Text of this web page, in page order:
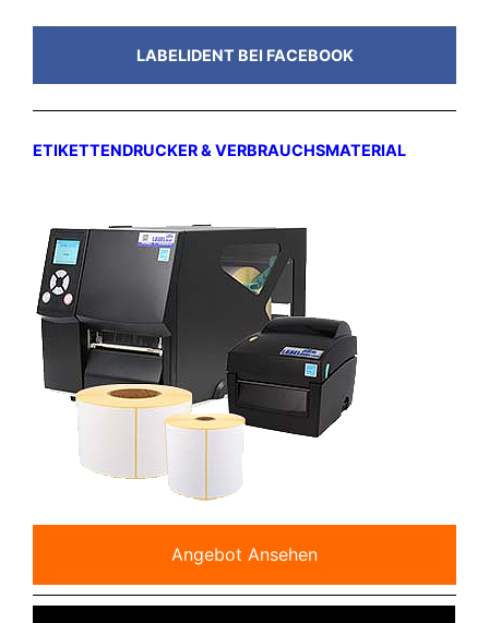
LABELIDENT BEI FACEBOOK
ETIKETTENDRUCKER & VERBRAUCHSMATERIAL
Angebot Ansehen